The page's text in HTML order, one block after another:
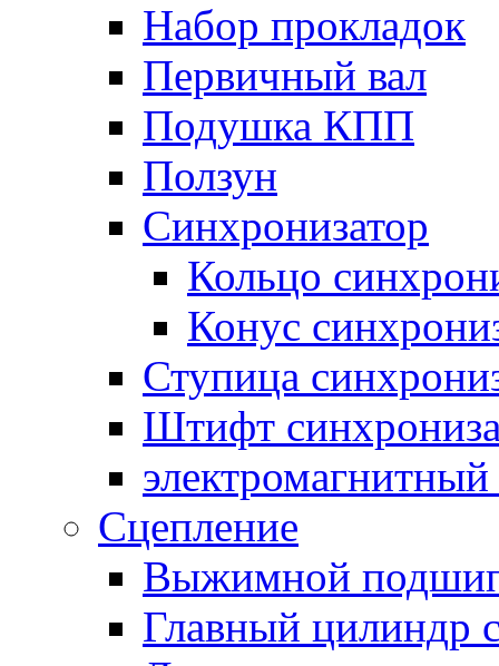
Набор прокладок
Первичный вал
Подушка КПП
Ползун
Синхронизатор
Кольцо
Конус
Ступица
Штифт
электромагнитный
Сцепление
Выжимной
Главный цилиндр